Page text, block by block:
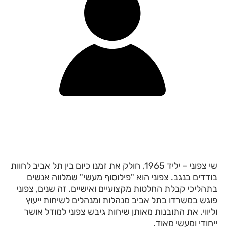
שי צפוני – יליד 1965, חולק את זמנו כיום בין תל אביב לחוות
בודדים בנגב. צפוני הוא "פילוסוף מעשי" שמלווה אנשים
בתהליכי קבלת החלטות מקצועיים ואישיים. זה שנים, צפוני
פוגש במשרדו בתל אביב מנהלות ומנהלים לשיחות ייעוץ
וליווי. את התובנות מאותן שיחות גיבש צפוני למודל אושר
ייחודי ומעשי מאוד.